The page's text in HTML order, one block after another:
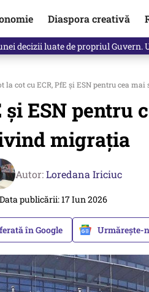
Diaspora creativă
colegă. Povestea pilotului militar
la cot cu ECR, PfE și ESN pentru cea
și ESN
migrația
Autor:Loredana Iriciuc
Data publicării: 17 Iun 2026
în Google Urmărește-